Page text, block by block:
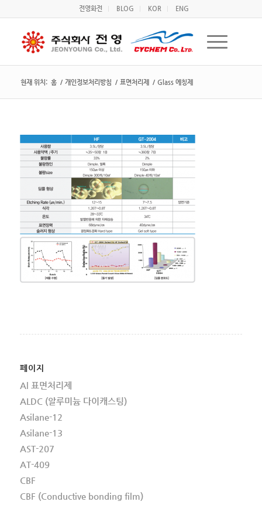
전영화전 BLOG KOR ENG
현재 위치: 홈 / 개인정보처리방침 / 표면처리제 / Glass 에칭제
페이지
Al 표면처리제
ALDC (알루미늄 다이캐스팅)
Asilane-12
Asilane-13
AST-207
AT-409
CBF
CBF (Conductive bonding film)